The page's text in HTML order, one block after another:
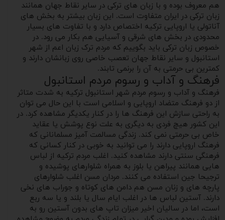
هم معروف بوده و با زبان های ترکی در سایر نقاط جهان همانند
زبان ترکی در ایران متفاوت است. این زبان بیشتر به بخش های
آناتولی یا اروپایی ترکیه اختصاص دارد و با تفاوت های بسیار
محدودی در بخش های شرقی و آسیایی هم بکار می رود. در
خصوص زبان ترکی باید بگوییم که مردم ترک زبان اعم از شهر
استانبول و سایر نقاط جهان تعصب خاصی روی زبانشان دارند و
کمترین بی حرمتی به آن را برنمی تابند.
فرهنگ و آداب و رسوم مردم استانبول
فرهنگ و آداب و رسوم مردم شهر استانبول ترکیه به شدت متاثر
از دو فرهنگ متضاد اروپایی و اسلامی است با این حال می توان
به راحتی سازش این فرهنگ ها را در کنار یکدیگر مشاهده کرد. در
این کشور هیچ فردی به دیگری به علت نوع پوشش یا عقاید
خاص بی حرمتی نمی کند. زندگی مسالمت آمیز مسلمانانی که
فرهنگ اروپایی دارند را می توانید به خوبی در کنار کسانی که
فرهنگی سنتی دارند مشاهده کنید. اغلب مردم ترکیه از لباس
هایی همانند پیراهن یا بلوز به همراه شلوارهای پوشیده و
ترجیحا جین استفاده می کنند. مردان مسن اغلب شلوارهای
پارچه های و زنان مسن هم دامن های کوتاه و جوراب های نخی
دارند. آستین لباس ها در اغلب ایام سال یا بلند و یا سه ربع
است، اما در سالیان اخیر میزان تاپ های بدون آستین رو به